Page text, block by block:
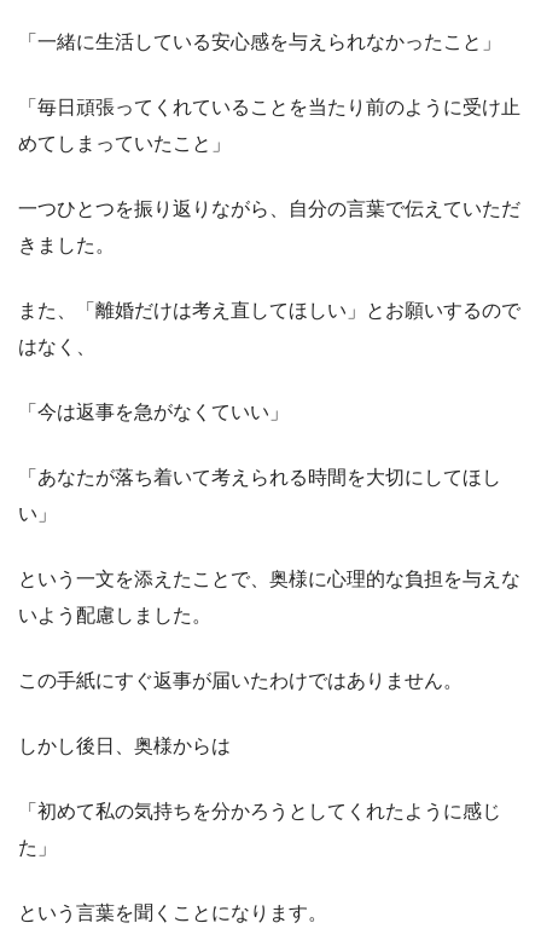
「一緒に生活している安心感を与えられなかったこと」
「毎日頑張ってくれていることを当たり前のように受け止
めてしまっていたこと」
一つひとつを振り返りながら、自分の言葉で伝えていただ
きました。
また、「離婚だけは考え直してほしい」とお願いするので
はなく、
「今は返事を急がなくていい」
「あなたが落ち着いて考えられる時間を大切にしてほし
い」
という一文を添えたことで、奥様に心理的な負担を与えな
いよう配慮しました。
この手紙にすぐ返事が届いたわけではありません。
しかし後日、奥様からは
「初めて私の気持ちを分かろうとしてくれたように感じ
た」
という言葉を聞くことになります。